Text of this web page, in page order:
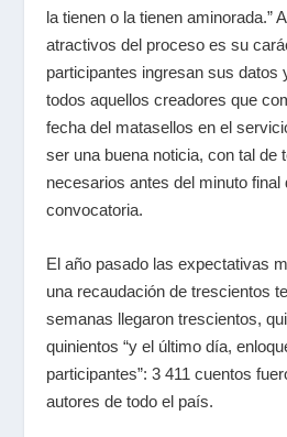
la tienen o la tienen aminorada.”
atractivos del proceso es su
participantes ingresan sus datos
todos aquellos creadores que
fecha del matasellos en el
ser una buena noticia, con tal de
necesarios antes del minuto final
convocatoria.
El año pasado las expectativas
una recaudación de trescientos
semanas llegaron trescientos,
quinientos “y el último día,
participantes”: 3 411 cuentos
autores de todo el país.